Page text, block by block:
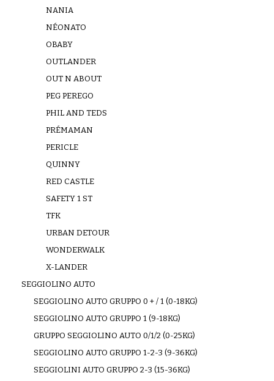
NANIA
NÉONATO
OBABY
OUTLANDER
OUT N ABOUT
PEG PEREGO
PHIL AND TEDS
PRÉMAMAN
PERICLE
QUINNY
RED CASTLE
SAFETY 1 ST
TFK
URBAN DETOUR
WONDERWALK
X-LANDER
SEGGIOLINO AUTO
SEGGIOLINO AUTO GRUPPO 0 + / 1 (0-18KG)
SEGGIOLINO AUTO GRUPPO 1 (9-18KG)
GRUPPO SEGGIOLINO AUTO 0/1/2 (0-25KG)
SEGGIOLINO AUTO GRUPPO 1-2-3 (9-36KG)
SEGGIOLINI AUTO GRUPPO 2-3 (15-36KG)